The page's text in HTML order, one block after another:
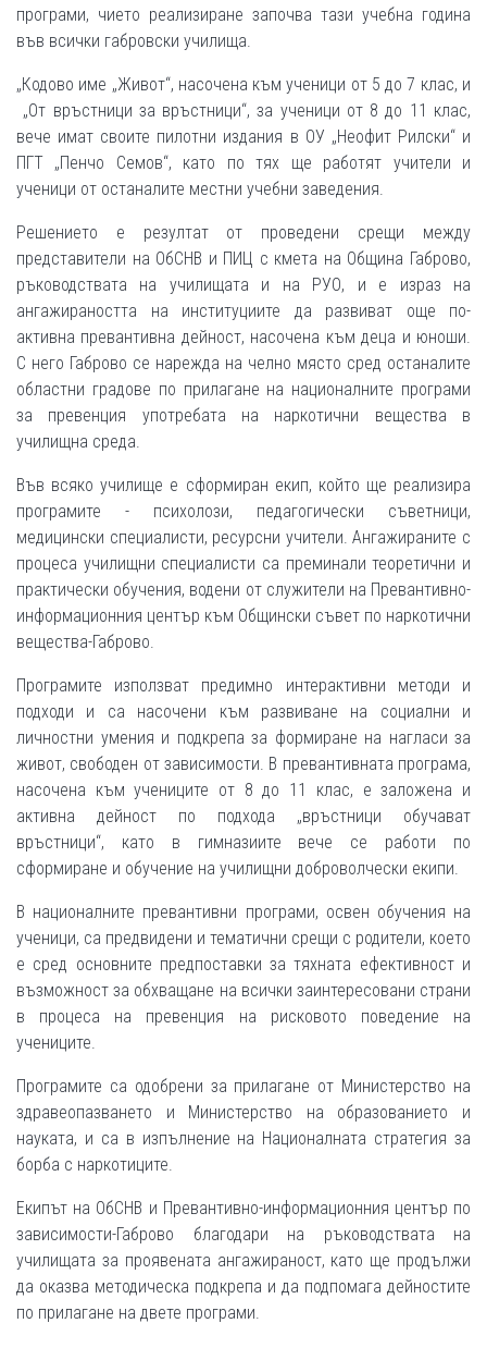
програми, чието реализиране започва тази учебна година
във всички габровски училища.
„Кодово име „Живот“, насочена към ученици от 5 до 7 клас, и
„От връстници за връстници“, за ученици от 8 до 11 клас,
вече имат своите пилотни издания в ОУ „Неофит Рилски“ и
ПГТ „Пенчо Семов“, като по тях ще работят учители и
ученици от останалите местни учебни заведения.
Решението е резултат от проведени срещи между
представители на ОбСНВ и ПИЦ с кмета на Община Габрово,
ръководствата на училищата и на РУО, и е израз на
ангажираността на институциите да развиват още по-
активна превантивна дейност, насочена към деца и юноши.
С него Габрово се нарежда на челно място сред останалите
областни градове по прилагане на националните програми
за превенция употребата на наркотични вещества в
училищна среда.
Във всяко училище е сформиран екип, който ще реализира
програмите - психолози, педагогически съветници,
медицински специалисти, ресурсни учители. Ангажираните с
процеса училищни специалисти са преминали теоретични и
практически обучения, водени от служители на Превантивно-
информационния център към Общински съвет по наркотични
вещества-Габрово.
Програмите използват предимно интерактивни методи и
подходи и са насочени към развиване на социални и
личностни умения и подкрепа за формиране на нагласи за
живот, свободен от зависимости. В превантивната програма,
насочена към учениците от 8 до 11 клас, е заложена и
активна дейност по подхода „връстници обучават
връстници“, като в гимназиите вече се работи по
сформиране и обучение на училищни доброволчески екипи.
В националните превантивни програми, освен обучения на
ученици, са предвидени и тематични срещи с родители, което
е сред основните предпоставки за тяхната ефективност и
възможност за обхващане на всички заинтересовани страни
в процеса на превенция на рисковото поведение на
учениците.
Програмите са одобрени за прилагане от Министерство на
здравеопазването и Министерство на образованието и
науката, и са в изпълнение на Националната стратегия за
борба с наркотиците.
Екипът на ОбСНВ и Превантивно-информационния център по
зависимости-Габрово благодари на ръководствата на
училищата за проявената ангажираност, като ще продължи
да оказва методическа подкрепа и да подпомага дейностите
по прилагане на двете програми.